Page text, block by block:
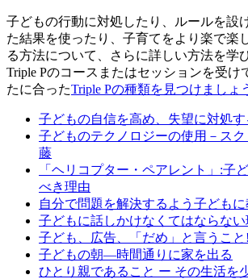
子どもの行動に対処したり、ルールを設
た結果を使ったり、子育てをより楽で楽
る方法について、さらに詳しい方法を学
Triple Pのコースまたはセッションを受け
たに合ったTriple Pの種類を見つけましょ
子どもの自信を高め、失望に対処
子どものテクノロジーの使用－ス
藤
「ヘリコプター・ペアレント」:子
べき理由
自分で問題を解決するよう子ども
子どもに話しかけなくてはならない
子ども、広告、「だめ」と言うこと!
子どもの朝―時間通りに家を出る
ひとり親であること ー その生活を